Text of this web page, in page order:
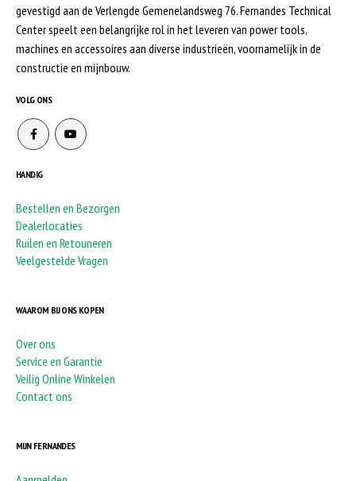
gevestigd aan de Verlengde Gemenelandsweg 76. Fernandes Technical
Center speelt een belangrijke rol in het leveren van power tools,
machines en accessoires aan diverse industrieën, voornamelijk in de
constructie en mijnbouw.
VOLG ONS
HANDIG
Bestellen en Bezorgen
Dealerlocaties
Ruilen en Retouneren
Veelgestelde Vragen
WAAROM BIJ ONS KOPEN
Over ons
Service en Garantie
Veilig Online Winkelen
Contact ons
MIJN FERNANDES